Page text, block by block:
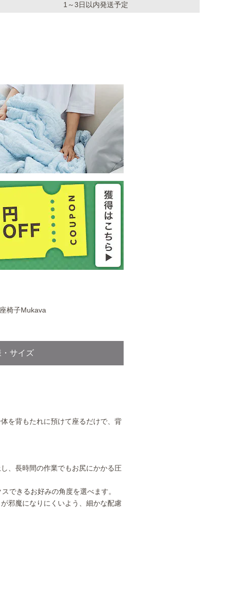
1～3日以内発送予定
椅子Mukava
サイズ
を背もたれに預けて座るだけで、背
、長時間の作業でもお尻にかかる圧
できるお好みの角度を選べます。
邪魔になりにくいよう、細かな配慮